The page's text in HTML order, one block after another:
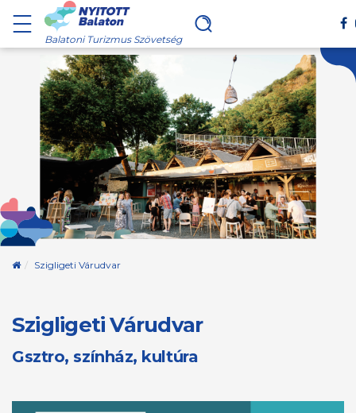
Balatoni Turizmus Szövetség
Kezdőoldal
Szigligeti Várudvar
Szigligeti Várudvar
Gsztro, színház, kultúra